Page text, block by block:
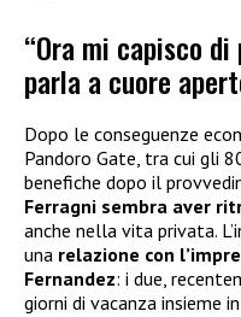
“Ora mi capisco
parla a cuore
Dopo le conseguenze
Pandoro Gate, tra cui gli
benefiche dopo il
Ferragni sembra aver
anche nella vita privata.
una relazione con
Fernandez: i due,
giorni di vacanza insieme